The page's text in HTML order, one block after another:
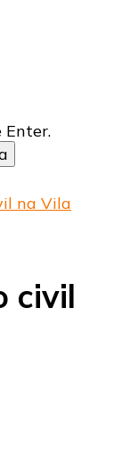
Enter.
na Vila
civil